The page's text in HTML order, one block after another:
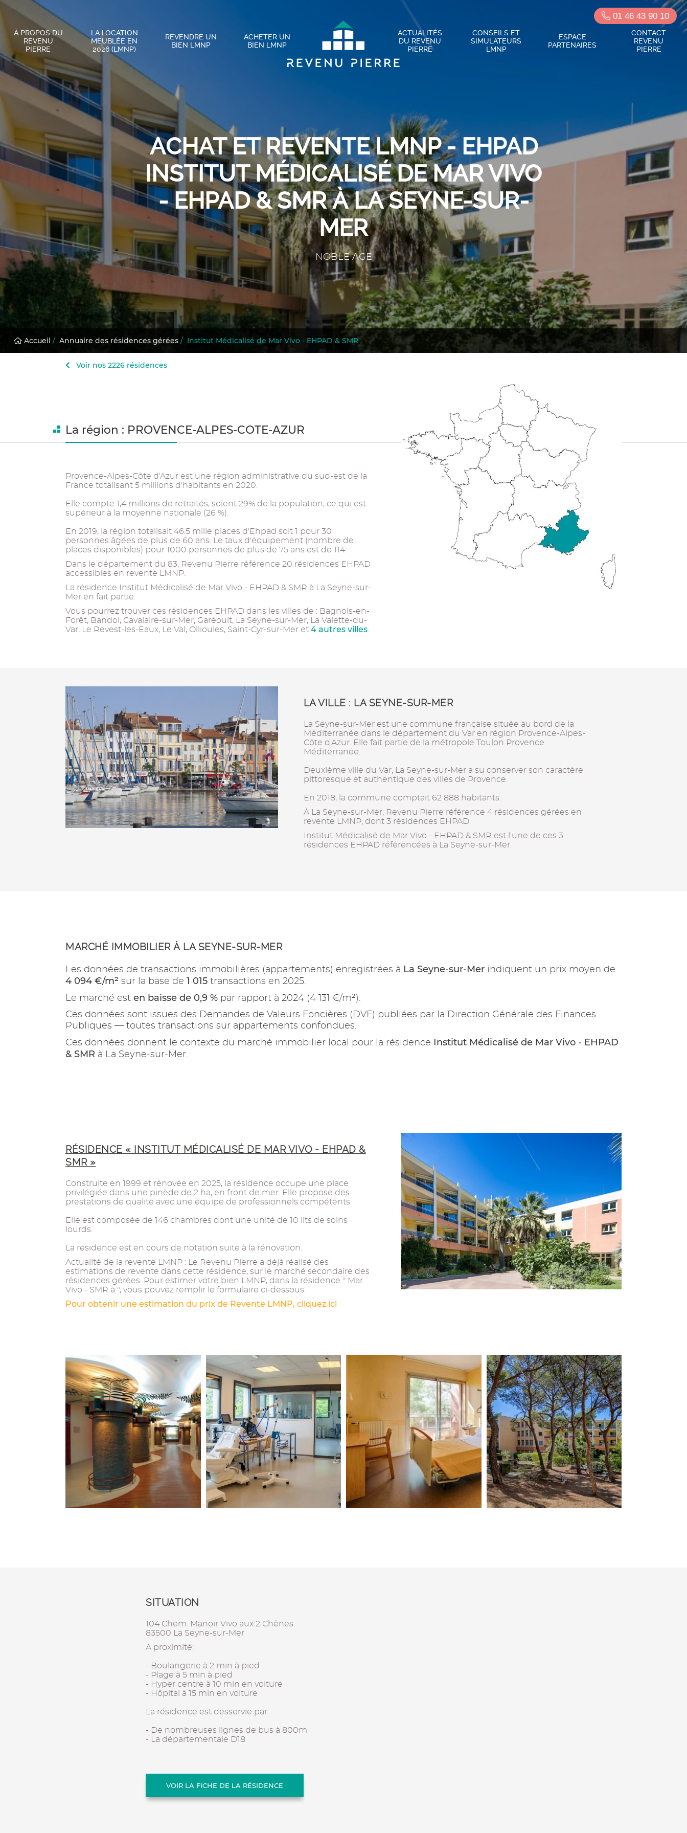
À PROPOS DU
REVENU
PIERRE
LA LOCATION
MEUBLÉE EN
2026 (LMNP)
REVENDRE UN
BIEN LMNP
ACHETER UN
BIEN LMNP
ACTUALITÉS
DU REVENU
PIERRE
CONSEILS ET
SIMULATEURS
LMNP
ESPACE
PARTENAIRES
CONTACT
REVENU
PIERRE
01 46 43 90 10
ACHAT ET REVENTE LMNP - EHPAD
INSTITUT MÉDICALISÉ DE MAR VIVO
- EHPAD & SMR À LA SEYNE-SUR-
MER
NOBLE AGE
Accueil / Annuaire des résidences gérées / Institut Médicalisé de Mar Vivo - EHPAD & SMR
Voir nos 2226 résidences
La région : PROVENCE-ALPES-COTE-AZUR
Provence-Alpes-Côte d'Azur est une région administrative du sud-est de la
France totalisant 5 millions d'habitants en 2020.
Elle compte 1,4 millions de retraités, soient 29% de la population, ce qui est
supérieur à la moyenne nationale (26 %).
En 2019, la région totalisait 46.5 mille places d'Ehpad soit 1 pour 30
personnes âgées de plus de 60 ans. Le taux d'équipement (nombre de
places disponibles) pour 1000 personnes de plus de 75 ans est de 114.
Dans le département du 83, Revenu Pierre référence 20 résidences EHPAD
accessibles en revente LMNP.
La résidence Institut Médicalisé de Mar Vivo - EHPAD & SMR à La Seyne-sur-
Mer en fait partie.
Vous pourrez trouver ces résidences EHPAD dans les villes de : Bagnols-en-
Forêt, Bandol, Cavalaire-sur-Mer, Garéoult, La Seyne-sur-Mer, La Valette-du-
Var, Le Revest-les-Eaux, Le Val, Ollioules, Saint-Cyr-sur-Mer et 4 autres villes
LA VILLE : LA SEYNE-SUR-MER
La Seyne-sur-Mer est une commune française située au bord de la
Méditerranée dans le département du Var en région Provence-Alpes-
Côte d'Azur. Elle fait partie de la métropole Toulon Provence
Méditerranée.
Deuxième ville du Var, La Seyne-sur-Mer a su conserver son caractère
pittoresque et authentique des villes de Provence.
En 2018, la commune comptait 62 888 habitants.
À La Seyne-sur-Mer, Revenu Pierre référence 4 résidences gérées en
revente LMNP, dont 3 résidences EHPAD.
Institut Médicalisé de Mar Vivo - EHPAD & SMR est l'une de ces 3
résidences EHPAD référencées à La Seyne-sur-Mer.
MARCHÉ IMMOBILIER À LA SEYNE-SUR-MER
Les données de transactions immobilières (appartements) enregistrées à La Seyne-sur-Mer indiquent un prix moyen de
4 094 €/m² sur la base de 1 015 transactions en 2025.
Le marché est en baisse de 0,9 % par rapport à 2024 (4 131 €/m²).
Ces données sont issues des Demandes de Valeurs Foncières (DVF) publiées par la Direction Générale des Finances
Publiques — toutes transactions sur appartements confondues.
Ces données donnent le contexte du marché immobilier local pour la résidence Institut Médicalisé de Mar Vivo - EHPAD
& SMR à La Seyne-sur-Mer.
RÉSIDENCE « INSTITUT MÉDICALISÉ DE MAR VIVO - EHPAD &
SMR »
Construite en 1999 et rénovée en 2025, la résidence occupe une place
privilégiée dans une pinède de 2 ha, en front de mer. Elle propose des
prestations de qualité avec une équipe de professionnels compétents.
Elle est composée de 146 chambres dont une unité de 10 lits de soins
lourds.
La résidence est en cours de notation suite à la rénovation.
Actualité de la revente LMNP : Le Revenu Pierre a déjà réalisé des
estimations de revente dans cette résidence, sur le marché secondaire des
résidences gérées. Pour estimer votre bien LMNP, dans la résidence " Mar
Vivo - SMR à ", vous pouvez remplir le formulaire ci-dessous.
Pour obtenir une estimation du prix de Revente LMNP, cliquez ici
SITUATION
104 Chem. Manoir Vivo aux 2 Chênes
83500 La Seyne-sur-Mer
A proximité:
- Boulangerie à 2 min à pied
- Plage à 5 min à pied
- Hyper centre à 10 min en voiture
- Hôpital à 15 min en voiture
La résidence est desservie par:
- De nombreuses lignes de bus à 800m
- La départementale D18
VOIR LA FICHE DE LA RÉSIDENCE